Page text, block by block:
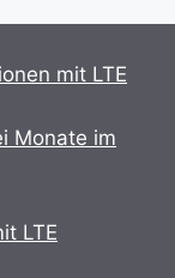
mit LTE
Monate im
LTE